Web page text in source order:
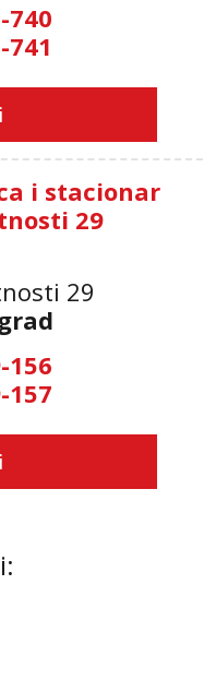
740
741
i stacionar
29
29
156
157